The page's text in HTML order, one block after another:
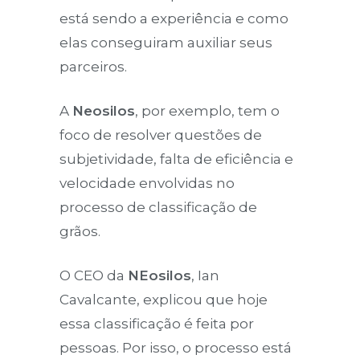
está sendo a experiência e como
elas conseguiram auxiliar seus
parceiros.
A Neosilos, por exemplo, tem o
foco de resolver questões de
subjetividade, falta de eficiência e
velocidade envolvidas no
processo de classificação de
grãos.
O CEO da NEosilos, Ian
Cavalcante, explicou que hoje
essa classificação é feita por
pessoas. Por isso, o processo está